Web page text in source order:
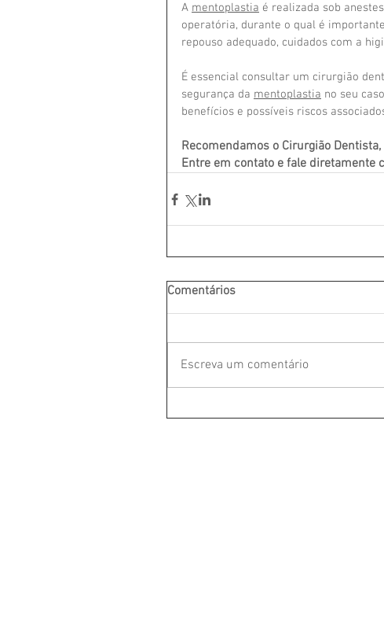
A mentoplastia é realizada sob
operatória, durante o qual é
repouso adequado, cuidados com a
É essencial consultar um cirurgião
segurança da mentoplastia no seu
benefícios e possíveis riscos
Recomendamos o Cirurgião
Entre em contato e fale diretamente
Comentários
Escreva um comentário